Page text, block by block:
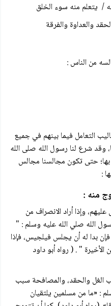
/ يتعلم منه سوء الخلق
والعداوة والفرقة
من الناس :
التعامل فيما بينهم في جميع
وقد شرع لنا رسول الله صلى الله
بھا؛ حتى تكون مجالسنا مجالس
:
منه :
وإذا أراد الانصراف من
الله صلي الله عليه وسلم : "
بدا له أن يجلس فيلجيس، فإذا
" . ( رواه أبو داود
الغل والحقد، والمصافحة سبب
: «ما من مسلمين يلتقيان